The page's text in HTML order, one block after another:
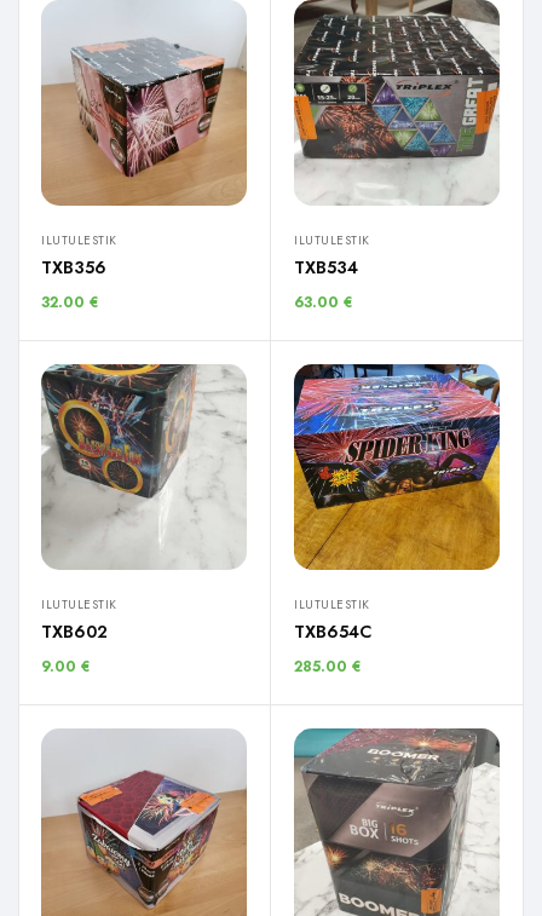
ILUTULESTIK
TXB356
32.00 €
ILUTULESTIK
TXB534
63.00 €
ILUTULESTIK
TXB602
9.00 €
ILUTULESTIK
TXB654C
285.00 €